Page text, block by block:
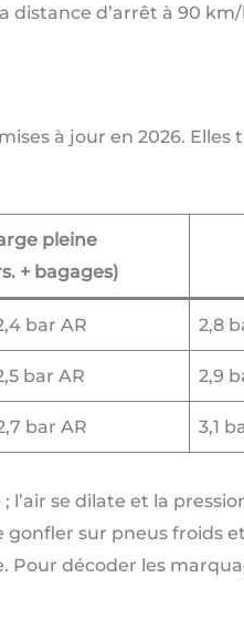
distance d’arrêt à 90
à jour en 2026.
pleine
+ bagages)
bar AR 2,8
bar AR 2,9
bar AR
3,1
se dilate et la
sur pneus froids
décoder les